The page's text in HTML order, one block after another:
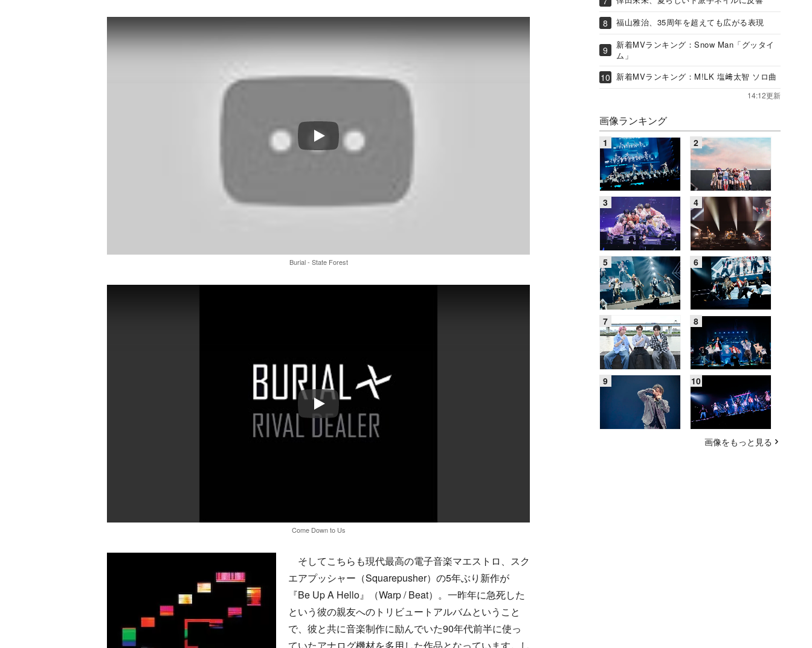
Burial - State Forest
Come Down to Us
そしてこちらも現代最高の電子音楽マエストロ、スク
エアプッシャー（Squarepusher）の5年ぶり新作が
『Be Up A Hello』（Warp / Beat）。一昨年に急死した
という彼の親友へのトリビュートアルバムということ
で、彼と共に音楽制作に励んでいた90年代前半に使っ
ていたアナログ機材を多用した作品となっています。し
福山雅治、35周年を超えても広がる表現
新着MVランキング：Snow Man「グッタイ
ム」
新着MVランキング：M!LK 塩﨑太智 ソロ曲
14:12更新
画像ランキング
画像をもっと見る